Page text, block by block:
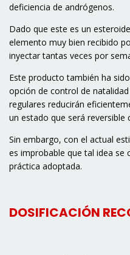
deficiencia de andrógenos.
Dado que este es un
elemento muy bien recibido
inyectar tantas veces por
Este producto también ha
opción de control de
regulares reducirán
un estado que será reversible
Sin embargo, con el actual
es improbable que tal idea se
práctica adoptada.
DOSIFICACIÓN